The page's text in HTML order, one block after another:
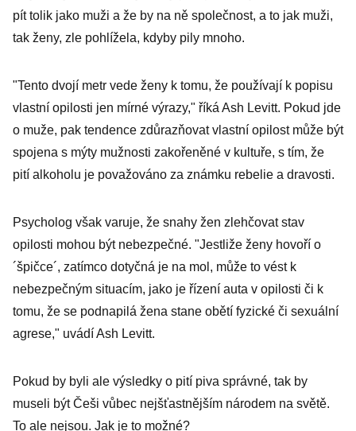
pít tolik jako muži a že by na ně společnost, a to jak muži,
tak ženy, zle pohlížela, kdyby pily mnoho.
"Tento dvojí metr vede ženy k tomu, že používají k popisu
vlastní opilosti jen mírné výrazy," říká Ash Levitt. Pokud jde
o muže, pak tendence zdůrazňovat vlastní opilost může být
spojena s mýty mužnosti zakořeněné v kultuře, s tím, že
pití alkoholu je považováno za známku rebelie a dravosti.
Psycholog však varuje, že snahy žen zlehčovat stav
opilosti mohou být nebezpečné. "Jestliže ženy hovoří o
´špičce´, zatímco dotyčná je na mol, může to vést k
nebezpečným situacím, jako je řízení auta v opilosti či k
tomu, že se podnapilá žena stane obětí fyzické či sexuální
agrese," uvádí Ash Levitt.
Pokud by byli ale výsledky o pití piva správné, tak by
museli být Češi vůbec nejšťastnějším národem na světě.
To ale nejsou. Jak je to možné?